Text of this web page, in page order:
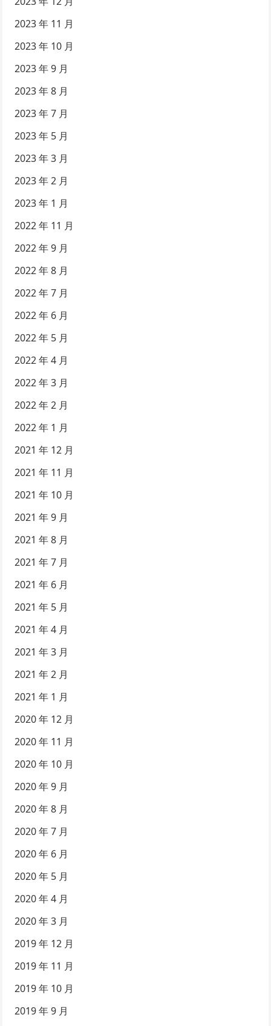
2023 年 11 月
2023 年 10 月
2023 年 9 月
2023 年 8 月
2023 年 7 月
2023 年 5 月
2023 年 3 月
2023 年 2 月
2023 年 1 月
2022 年 11 月
2022 年 9 月
2022 年 8 月
2022 年 7 月
2022 年 6 月
2022 年 5 月
2022 年 4 月
2022 年 3 月
2022 年 2 月
2022 年 1 月
2021 年 12 月
2021 年 11 月
2021 年 10 月
2021 年 9 月
2021 年 8 月
2021 年 7 月
2021 年 6 月
2021 年 5 月
2021 年 4 月
2021 年 3 月
2021 年 2 月
2021 年 1 月
2020 年 12 月
2020 年 11 月
2020 年 10 月
2020 年 9 月
2020 年 8 月
2020 年 7 月
2020 年 6 月
2020 年 5 月
2020 年 4 月
2020 年 3 月
2019 年 12 月
2019 年 11 月
2019 年 10 月
2019 年 9 月